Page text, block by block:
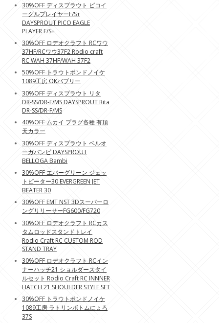
30%OFF ディスプラウト ピコイ
ーグルプレイヤーF/S+
DAYSPROUT PICO EAGLE
PLAYER F/S+
30%OFF ロデオクラフト RCワウ
37HF/RCワウ37F2 Rodio craft
RC WAH 37HF/WAH 37F2
50%OFF トラウトポンドノイケ
1089工房 OKバブリー
30%OFF ディスプラウト リタ
DR-SS/DR-F/MS DAYSPROUT Rita
DR-SS/DR-F/MS
40%OFF ムカイ プラグ各種 有頂
天カラー
30%OFF ディスプラウト ベルオ
ーガバンピ DAYSPROUT
BELLOGA Bambi
30%OFF エバーグリーン ジェッ
トビーター30 EVERGREEN JET
BEATER 30
30%OFF EMT NST 3Dスーパーロ
ングリリーサーFG600/FG720
30%OFF ロデオクラフト RCカス
タムロッドスタンドトレイ
Rodio Craft RC CUSTOM ROD
STAND TRAY
30%OFF ロデオクラフト RCイン
ナーハッチ21 ショルダースタイ
ルセット Rodio Craft RC INNNER
HATCH 21 SHOULDER STYLE SET
30%OFF トラウトポンドノイケ
1089工房 ラトリンボトムにょろ
37S